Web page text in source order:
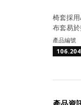
椅套採
布套易
產品編號